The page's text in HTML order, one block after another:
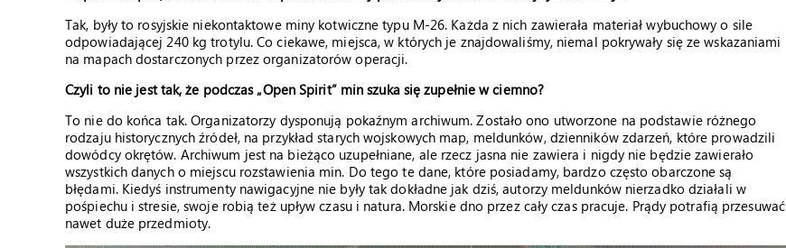
Tak, były to rosyjskie niekontaktowe miny kotwiczne typu M-26. Każda z nich zawierała materiał wybuchowy o sile
odpowiadającej 240 kg trotylu. Co ciekawe, miejsca, w których je znajdowaliśmy, niemal pokrywały się ze wskazaniami
na mapach dostarczonych przez organizatorów operacji.
Czyli to nie jest tak, że podczas „Open Spirit” min szuka się zupełnie w ciemno?
To nie do końca tak. Organizatorzy dysponują pokaźnym archiwum. Zostało ono utworzone na podstawie różnego
rodzaju historycznych źródeł, na przykład starych wojskowych map, meldunków, dzienników zdarzeń, które prowadzili
dowódcy okrętów. Archiwum jest na bieżąco uzupełniane, ale rzecz jasna nie zawiera i nigdy nie będzie zawierało
wszystkich danych o miejscu rozstawienia min. Do tego te dane, które posiadamy, bardzo często obarczone są
błędami. Kiedyś instrumenty nawigacyjne nie były tak dokładne jak dziś, autorzy meldunków nierzadko działali w
pośpiechu i stresie, swoje robią też upływ czasu i natura. Morskie dno przez cały czas pracuje. Prądy potrafią przesuwać
nawet duże przedmioty.